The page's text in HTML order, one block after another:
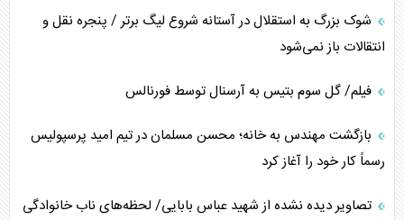
شوک بزرگ به استقلال در آستانه شروع لیگ برتر / پنجره نقل و
انتقالات باز نمی‌شود
فیلم/ گل سوم بتیس به آرسنال توسط فورنالس
بازگشت مهندس به خانه؛ محسن مسلمان در تیم امید پرسپولیس
رسماً کار خود را آغاز کرد
تصاویر دیده نشده از شهید عباس بابایی/ لحظه‌های ناب خانوادگی